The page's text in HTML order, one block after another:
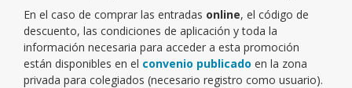
En el caso de comprar las entradas online, el código de
descuento, las condiciones de aplicación y toda la
información necesaria para acceder a esta promoción
están disponibles en el convenio publicado en la zona
privada para colegiados (necesario registro como usuario).